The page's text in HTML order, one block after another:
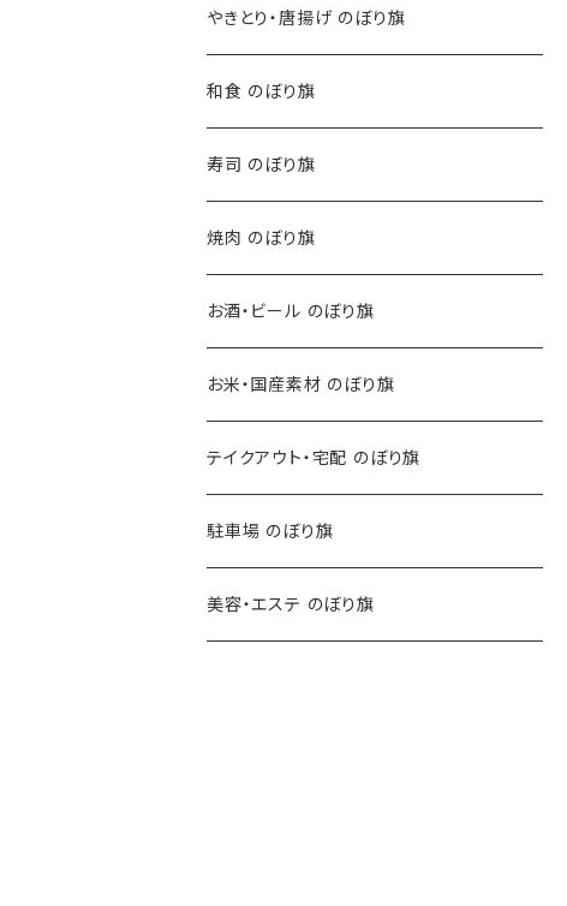
やきとり・唐揚げ のぼり旗
和食 のぼり旗
寿司 のぼり旗
焼肉 のぼり旗
お酒・ビール のぼり旗
お米・国産素材 のぼり旗
テイクアウト・宅配 のぼり旗
駐車場 のぼり旗
美容・エステ のぼり旗